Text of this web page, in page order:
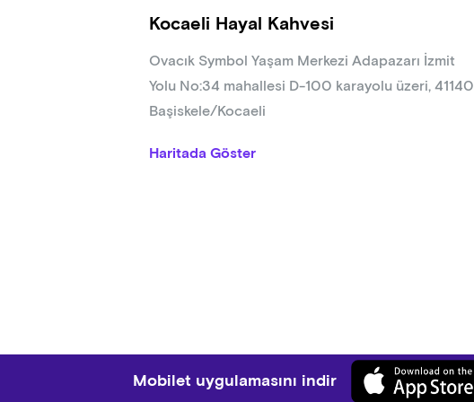
Kocaeli Hayal Kahvesi
Ovacık Symbol Yaşam Merkezi Adapazarı İzmit
Yolu No:34 mahallesi D-100 karayolu üzeri, 41140
Başiskele/Kocaeli
Haritada Göster
Mobilet uygulamasını indir